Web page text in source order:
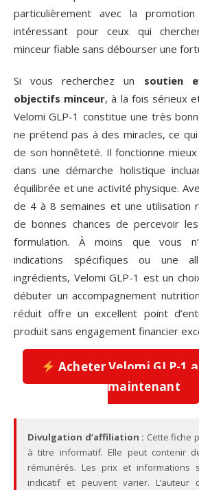
particulièrement avec la
intéressant pour ceux qui
minceur fiable sans débourser une
Si vous recherchez un soutien
objectifs minceur, à la fois sérieux
Velomi GLP-1 constitue une très
ne prétend pas à des miracles, ce
de son honnêteté. Il fonctionne
dans une démarche holistique
équilibrée et une activité physique.
de 4 à 8 semaines et une utilisation
de bonnes chances de percevoir
formulation. À moins que vous
indications spécifiques ou une
ingrédients, Velomi GLP-1 est un
débuter un accompagnement
réduit offre un excellent point
produit sans engagement financier
Acheter Velomi GLP-1
maintenant
Divulgation d’affiliation : Cette fiche
à titre informatif. Elle peut contenir
rémunérés. Les prix et informations
indicatif et peuvent varier.